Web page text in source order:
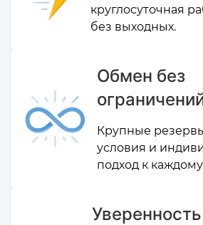
круглосуточная
без выходных.
Обмен без
Крупные
условия и
подход к